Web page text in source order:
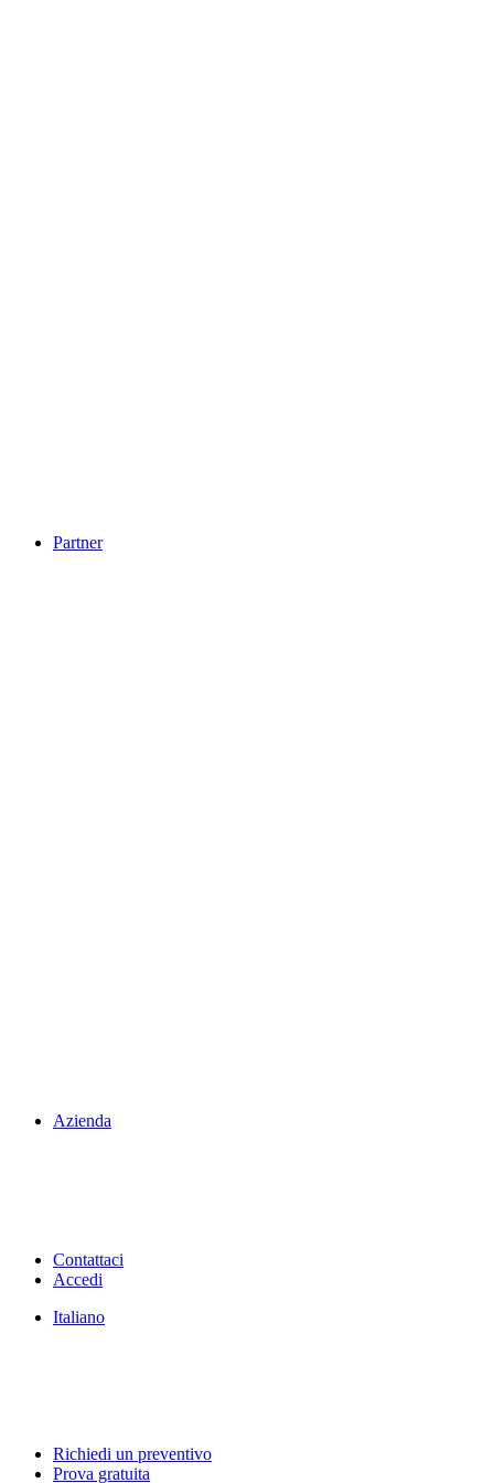
Partner
Azienda
Contattaci
Accedi
Italiano
Richiedi un preventivo
Prova gratuita